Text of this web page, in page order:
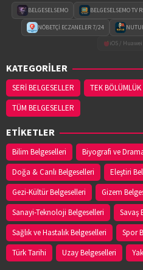
BELGESELSEMO BELGESELSEMO TV
NÖBETÇİ ECZANELER 7/24
iOS /
KATEGORİLER
SERİ BELGESELLER
TEK BÖLÜMLÜK
TÜM BELGESELLER
ETİKETLER
Bilim Belgeselleri Biyografi ve
Doğa & Canlı Belgeselleri
Eleştiri
Gezi-Kültür Belgeselleri
Gizem
Sanayi-Teknoloji Belgeselleri
Savaş
Sağlık ve Hastalık Belgeselleri
Spor
Türk Tarihi
Uzay Belgeselleri